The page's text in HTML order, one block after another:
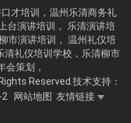
才培训， 温州 乐清商务礼
台演讲培训， 乐清演讲培
市演讲培训， 温州礼仪培
清礼仪培训学校，乐清柳市
会策划，
Reserved. 技术支持：
网站地图 友情链接